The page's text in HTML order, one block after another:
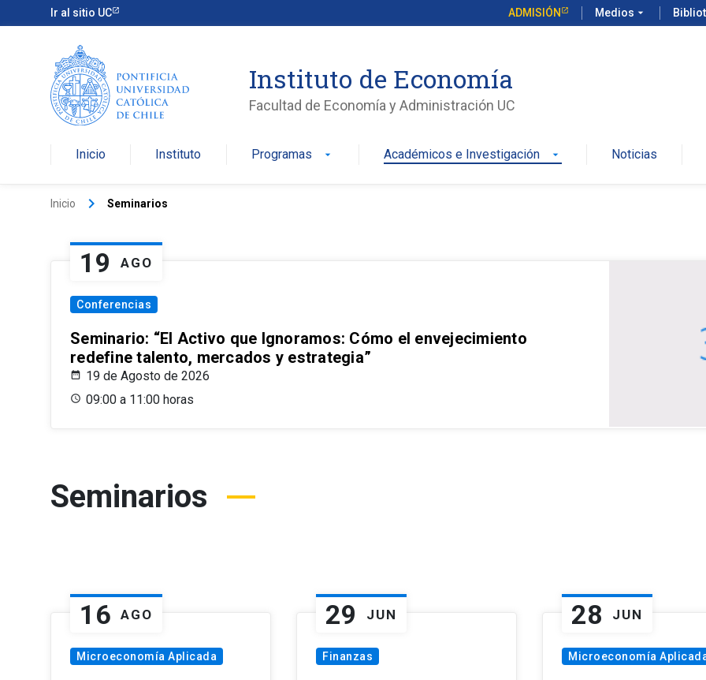
Ir al sitio UC ADMISIÓN Medios arrow_drop_down
Instituto de Economía
Facultad de Economía y Administración UC
Inicio Instituto Programas arrow_drop_down Académicos e Investigación arrow_drop_down Noticias
Inicio keyboard_arrow_right Seminarios
19 AGO
Conferencias
Seminario: “El Activo que Ignoramos: Cómo el envejecimiento
redefine talento, mercados y estrategia”
19 de Agosto de 2026
09:00 a 11:00 horas
Seminarios
16 AGO
Microeconomía Aplicada
29 JUN
Finanzas
28 JUN
Microeconomía